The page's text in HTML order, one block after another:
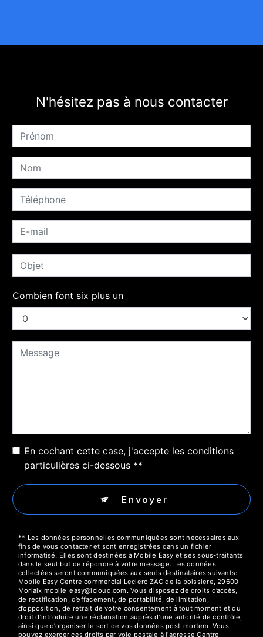
N'hésitez pas à nous contacter
Combien font six plus un
En cochant cette case, j'accepte les conditions
particulières ci-dessous **
Envoyer
** Les données personnelles communiquées sont nécessaires aux
fins de vous contacter et sont enregistrées dans un fichier
informatisé. Elles sont destinées à Mobile Easy et ses sous-traitants
dans le seul but de répondre à votre message. Les données
collectées seront communiquées aux seuls destinataires suivants:
Mobile Easy Centre commercial Leclerc ZAC de la boissiere, 29600
Morlaix mobile_easy@icloud.com. Vous disposez de droits d’accès,
de rectification, d’effacement, de portabilité, de limitation,
d’opposition, de retrait de votre consentement à tout moment et du
droit d’introduire une réclamation auprès d’une autorité de contrôle,
ainsi que d’organiser le sort de vos données post-mortem. Vous
pouvez exercer ces droits par voie postale à l'adresse Centre